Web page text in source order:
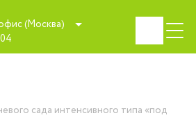
(Москва)
сада интенсивного типа «под